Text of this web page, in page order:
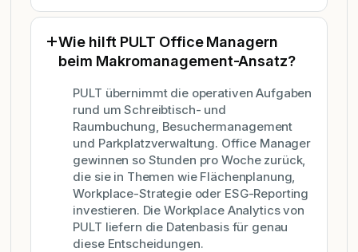
Wie hilft PULT Office Managern
beim Makromanagement-Ansatz?
PULT übernimmt die operativen Aufgaben
rund um Schreibtisch- und
Raumbuchung, Besuchermanagement
und Parkplatzverwaltung. Office Manager
gewinnen so Stunden pro Woche zurück,
die sie in Themen wie Flächenplanung,
Workplace-Strategie oder ESG-Reporting
investieren. Die Workplace Analytics von
PULT liefern die Datenbasis für genau
diese Entscheidungen.